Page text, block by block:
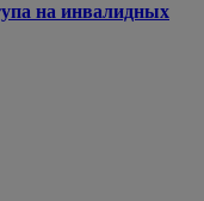
на инвалидных